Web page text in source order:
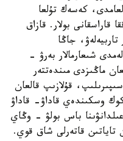
كەسەك تۇلعا
قاراسقانى بولار. قازاق
جاڭا
شىعارمالار بەرۋ -
ماڭىزدى مىندەتتەر
قۇلازىپ قالعان
وسكىندەي قاداۋ- قاداۋ
باس بولۋ - وڭاي
تاياتىن قاتەرلى شاق قوي.